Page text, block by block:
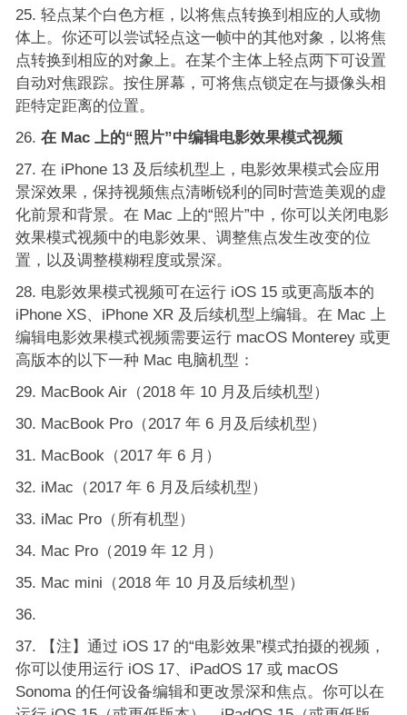
轻点某个白色方框，以将焦点转换到相应的人或物
体上。你还可以尝试轻点这一帧中的其他对象，以将焦
点转换到相应的对象上。在某个主体上轻点两下可设置
自动对焦跟踪。按住屏幕，可将焦点锁定在与摄像头相
距特定距离的位置。
在 Mac 上的“照片”中编辑电影效果模式视频
在 iPhone 13 及后续机型上，电影效果模式会应用
景深效果，保持视频焦点清晰锐利的同时营造美观的虚
化前景和背景。在 Mac 上的“照片”中，你可以关闭电影
效果模式视频中的电影效果、调整焦点发生改变的位
置，以及调整模糊程度或景深。
电影效果模式视频可在运行 iOS 15 或更高版本的
iPhone XS、iPhone XR 及后续机型上编辑。在 Mac 上
编辑电影效果模式视频需要运行 macOS Monterey 或更
高版本的以下一种 Mac 电脑机型：
MacBook Air（2018 年 10 月及后续机型）
MacBook Pro（2017 年 6 月及后续机型）
MacBook（2017 年 6 月）
iMac（2017 年 6 月及后续机型）
iMac Pro（所有机型）
Mac Pro（2019 年 12 月）
Mac mini（2018 年 10 月及后续机型）
【注】通过 iOS 17 的“电影效果”模式拍摄的视频，
你可以使用运行 iOS 17、iPadOS 17 或 macOS
Sonoma 的任何设备编辑和更改景深和焦点。你可以在